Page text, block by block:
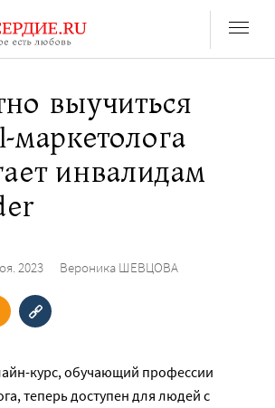
выучиться
маркетолога
инвалидам
2023 Вероника ШЕВЦОВА
курс, обучающий профессии
теперь доступен для людей с